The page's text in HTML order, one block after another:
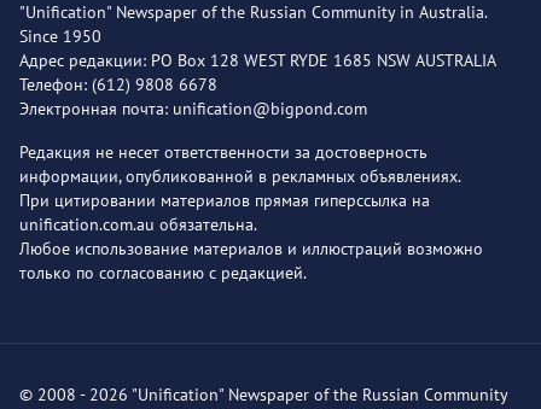
"Unification" Newspaper of the Russian Community in Australia.
Since 1950
Адрес редакции: PO Box 128 WEST RYDE 1685 NSW AUSTRALIA
Телефон: (612) 9808 6678
Электронная почта: unification@bigpond.com
Редакция не несет ответственности за достоверность
информации, опубликованной в рекламных объявлениях.
При цитировании материалов прямая гиперссылка на
unification.com.au обязательна.
Любое использование материалов и иллюстраций возможно
только по согласованию с редакцией.
© 2008 - 2026 "Unification" Newspaper of the Russian Community